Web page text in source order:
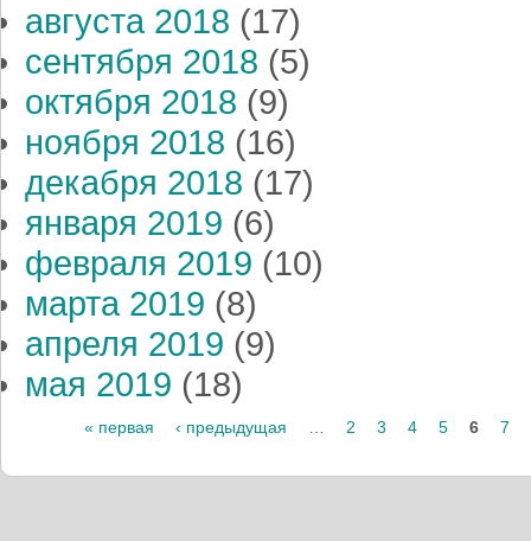
августа 2018 (17)
сентября 2018 (5)
октября 2018 (9)
ноября 2018 (16)
декабря 2018 (17)
января 2019 (6)
февраля 2019 (10)
марта 2019 (8)
апреля 2019 (9)
мая 2019 (18)
« первая ‹ предыдущая 2 3 4 5 6 7